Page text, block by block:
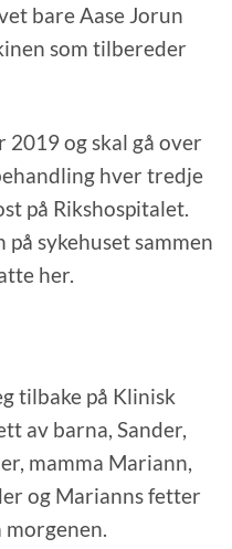
bare Aase Jorun
som tilbereder
og skal gå over
hver tredje
på Rikshospitalet.
sykehuset sammen
her.
tilbake på Klinisk
av barna, Sander,
mamma Mariann,
og Marianns fetter